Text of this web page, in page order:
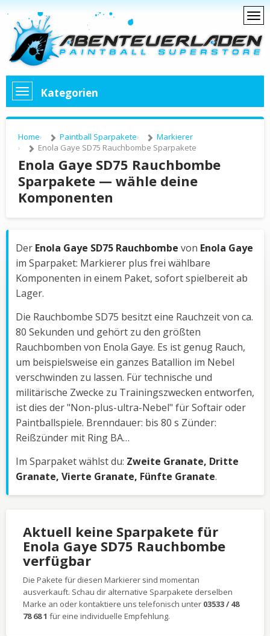
Kategorien
Home Paintball Sparpakete
Markierer
Enola Gaye SD75 Rauchbombe Sparpakete
Enola Gaye SD75 Rauchbombe
Sparpakete — wähle deine
Komponenten
Der Enola Gaye SD75 Rauchbombe von Enola Gaye
im Sparpaket: Markierer plus frei wählbare
Komponenten in einem Paket, sofort spielbereit ab
Lager.
Die Rauchbombe SD75 besitzt eine Rauchzeit von ca.
80 Sekunden und gehört zu den größten
Rauchbomben von Enola Gaye. Es ist genug Rauch,
um beispielsweise ein ganzes Batallion im Nebel
verschwinden zu lassen. Für technische und
militärische Zwecke zu Trainingszwecken entworfen,
ist dies der "Non-plus-ultra-Nebel" für Softair oder
Paintballspiele. Brenndauer: bis 80 s Zünder:
Reißzünder mit Ring BA…
Im Sparpaket wählst du: Zweite Granate, Dritte
Granate, Vierte Granate, Fünfte Granate.
Aktuell keine Sparpakete für
Enola Gaye SD75 Rauchbombe
verfügbar
Die Pakete für diesen Markierer sind momentan
ausverkauft. Schau dir alternative Sparpakete derselben
Marke an oder kontaktiere uns telefonisch unter 03533 / 48
78 68 1 für eine individuelle Empfehlung.